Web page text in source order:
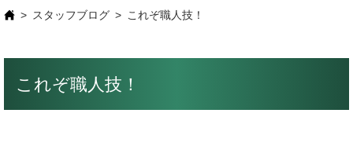
スタッフブログ これぞ職人技！
これぞ職人技！